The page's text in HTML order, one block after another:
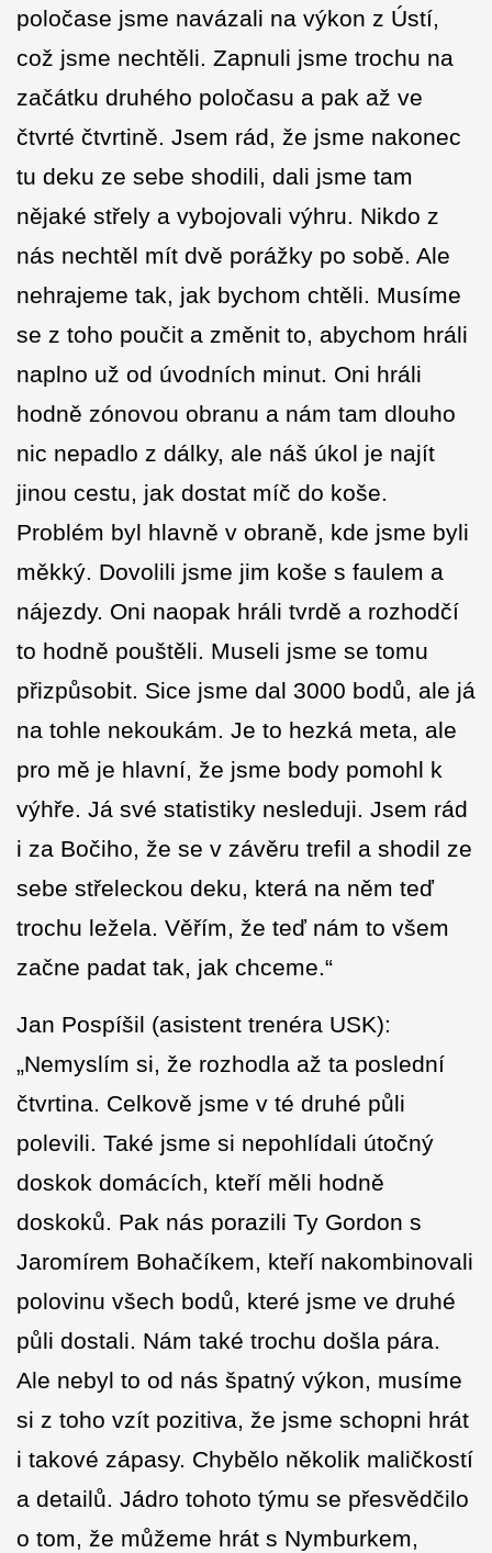
poločase jsme navázali na výkon z Ústí,
což jsme nechtěli. Zapnuli jsme trochu na
začátku druhého poločasu a pak až ve
čtvrté čtvrtině. Jsem rád, že jsme nakonec
tu deku ze sebe shodili, dali jsme tam
nějaké střely a vybojovali výhru. Nikdo z
nás nechtěl mít dvě porážky po sobě. Ale
nehrajeme tak, jak bychom chtěli. Musíme
se z toho poučit a změnit to, abychom hráli
naplno už od úvodních minut. Oni hráli
hodně zónovou obranu a nám tam dlouho
nic nepadlo z dálky, ale náš úkol je najít
jinou cestu, jak dostat míč do koše.
Problém byl hlavně v obraně, kde jsme byli
měkký. Dovolili jsme jim koše s faulem a
nájezdy. Oni naopak hráli tvrdě a rozhodčí
to hodně pouštěli. Museli jsme se tomu
přizpůsobit. Sice jsme dal 3000 bodů, ale já
na tohle nekoukám. Je to hezká meta, ale
pro mě je hlavní, že jsme body pomohl k
výhře. Já své statistiky nesleduji. Jsem rád
i za Bočiho, že se v závěru trefil a shodil ze
sebe střeleckou deku, která na něm teď
trochu ležela. Věřím, že teď nám to všem
začne padat tak, jak chceme.“
Jan Pospíšil (asistent trenéra USK):
„Nemyslím si, že rozhodla až ta poslední
čtvrtina. Celkově jsme v té druhé půli
polevili. Také jsme si nepohlídali útočný
doskok domácích, kteří měli hodně
doskoků. Pak nás porazili Ty Gordon s
Jaromírem Bohačíkem, kteří nakombinovali
polovinu všech bodů, které jsme ve druhé
půli dostali. Nám také trochu došla pára.
Ale nebyl to od nás špatný výkon, musíme
si z toho vzít pozitiva, že jsme schopni hrát
i takové zápasy. Chybělo několik maličkostí
a detailů. Jádro tohoto týmu se přesvědčilo
o tom, že můžeme hrát s Nymburkem,